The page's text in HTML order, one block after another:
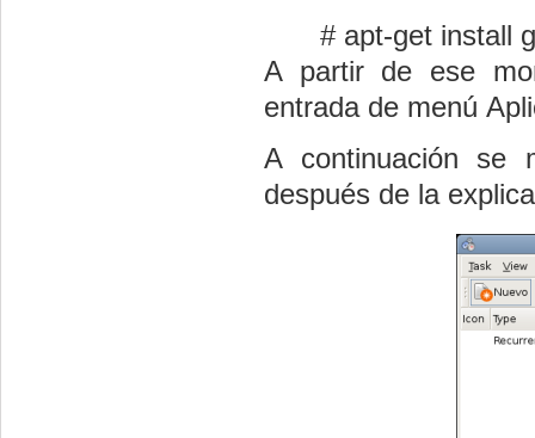
# apt-get install
A partir de ese
entrada de menú
A continuación se
después de la